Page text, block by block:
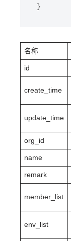
}
名称
id
create_time
update_time
org_id
name
remark
member_list
env_list